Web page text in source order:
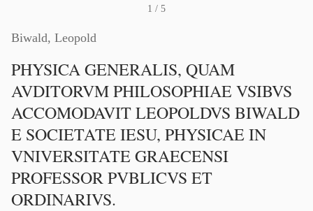
1 / 5
Biwald, Leopold
PHYSICA GENERALIS, QUAM
AVDITORVM PHILOSOPHIAE VSIBVS
ACCOMODAVIT LEOPOLDVS BIWALD
E SOCIETATE IESU, PHYSICAE IN
VNIVERSITATE GRAECENSI
PROFESSOR PVBLICVS ET
ORDINARIVS.